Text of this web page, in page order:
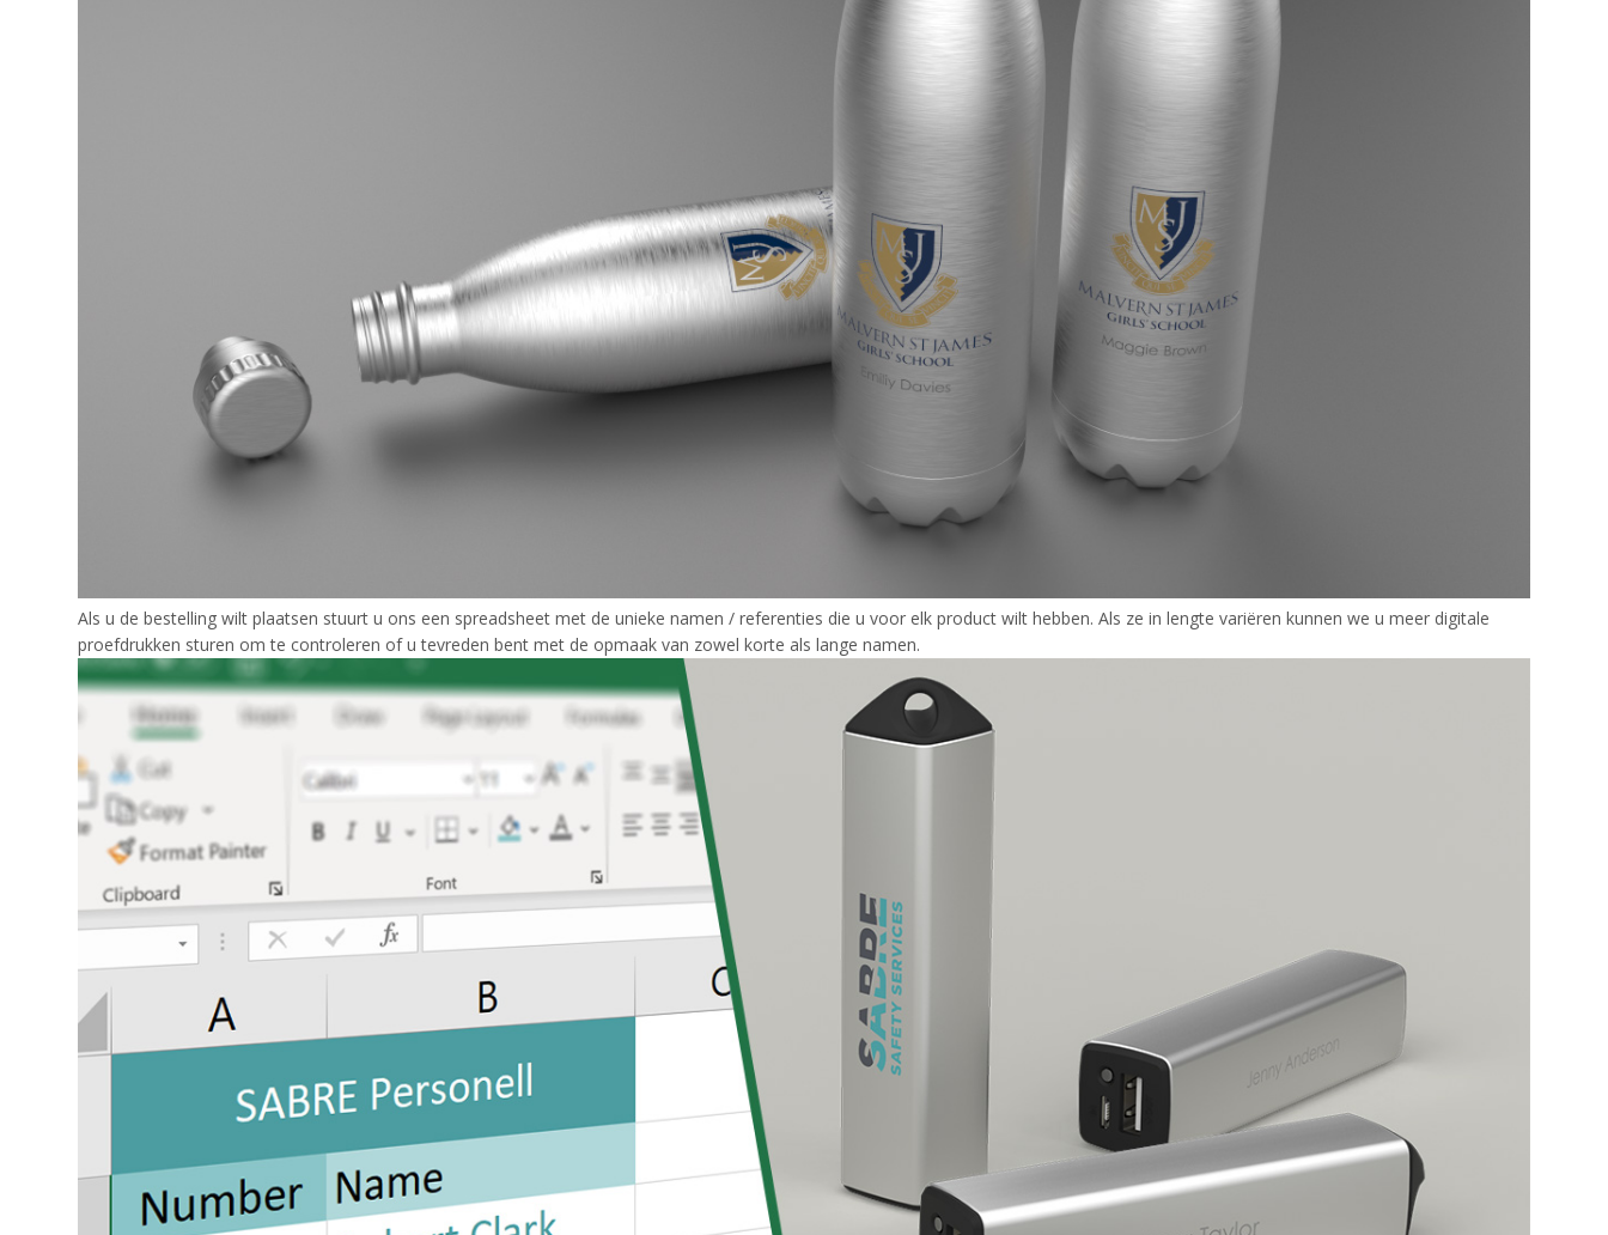
Als u de bestelling wilt plaatsen stuurt u ons een spreadsheet met de unieke namen / referenties die u voor elk product wilt hebben. Als ze in lengte variëren kunnen we u meer digitale
proefdrukken sturen om te controleren of u tevreden bent met de opmaak van zowel korte als lange namen.